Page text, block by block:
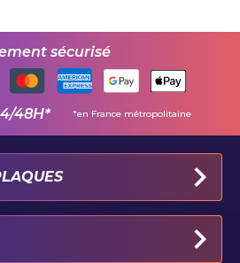
sécurisé
48H* *en France métropolitaine